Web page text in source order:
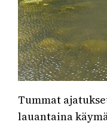
Tummat
lauantaina